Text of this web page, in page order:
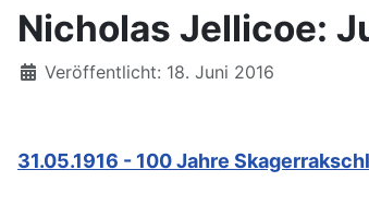
Nicholas Jellicoe:
Details
Veröffentlicht: 18. Juni 2016
31.05.1916 - 100 Jahre